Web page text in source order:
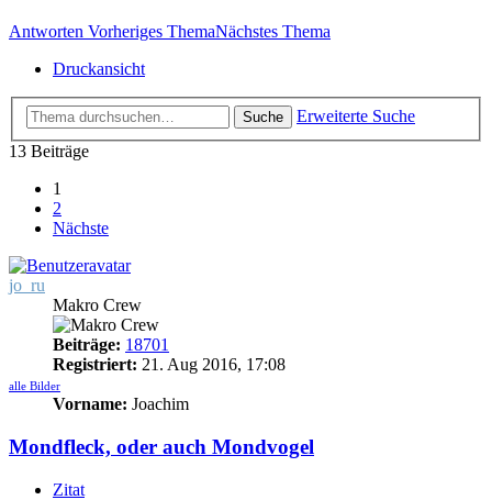
Antworten Vorheriges ThemaNächstes Thema
Druckansicht
Suche
Erweiterte Suche
13 Beiträge
1
2
Nächste
jo_ru
Makro Crew
Beiträge: 18701
Registriert: 21. Aug 2016, 17:08
alle Bilder
Vorname: Joachim
Mondfleck, oder auch Mondvogel
Zitat